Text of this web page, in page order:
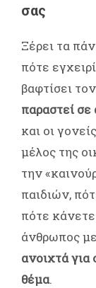
σας
Ξέρει τα
πότε
βαφτίσει
παραστεί
και οι
μέλος της
την
παιδιών,
πότε κάνετε
άνθρωπος
ανοιχτά
θέμα.